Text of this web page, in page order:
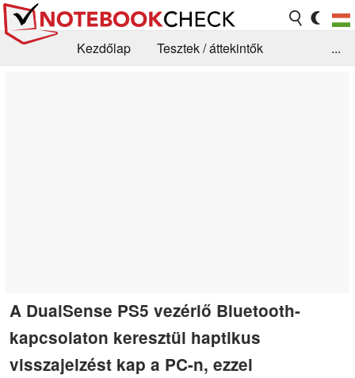
Kezdőlap
Tesztek / áttekintők
...
A DualSense PS5 vezérlő Bluetooth-
kapcsolaton keresztül haptikus
visszajelzést kap a PC-n, ezzel